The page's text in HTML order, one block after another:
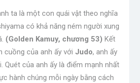
ta là một con quái vật theo nghĩa
có khả năng ném người xung
(Golden Kamuy, chương 53) Kết
cuồng của anh ấy với Judo, anh ấy
Quét của anh ấy là điểm mạnh nhất
hành chúng mỗi ngày bằng cách